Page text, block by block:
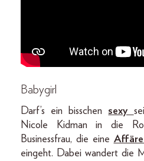
Babygirl
Darf’s ein bisschensexy
Nicole Kidman in die
Businessfrau, die eine
eingeht. Dabei wandert die